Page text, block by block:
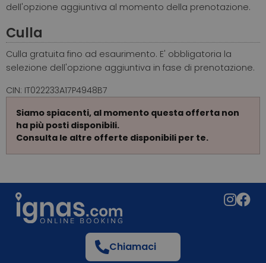
dell'opzione aggiuntiva al momento della prenotazione.
Culla
Culla gratuita fino ad esaurimento. E' obbligatoria la
selezione dell'opzione aggiuntiva in fase di prenotazione.
CIN: IT022233A17P4948B7
Siamo spiacenti, al momento questa offerta non
ha più posti disponibili.
Consulta le altre offerte disponibili per te.
Chiamaci